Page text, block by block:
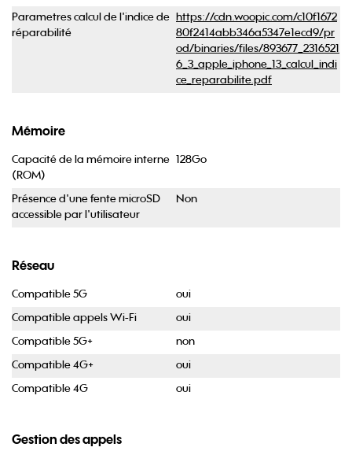
Parametres calcul de l'indice de
réparabilité
https://cdn.woopic.com/c10f1672
80f2414abb346a5347e1ecd9/pr
od/binaries/files/893677_2316521
6_3_apple_iphone_13_calcul_indi
ce_reparabilite.pdf
Mémoire
Capacité de la mémoire interne
(ROM)
128Go
Présence d'une fente microSD
accessible par l'utilisateur
Non
Réseau
Compatible 5G oui
Compatible appels Wi-Fi oui
Compatible 5G+ non
Compatible 4G+ oui
Compatible 4G oui
Gestion des appels